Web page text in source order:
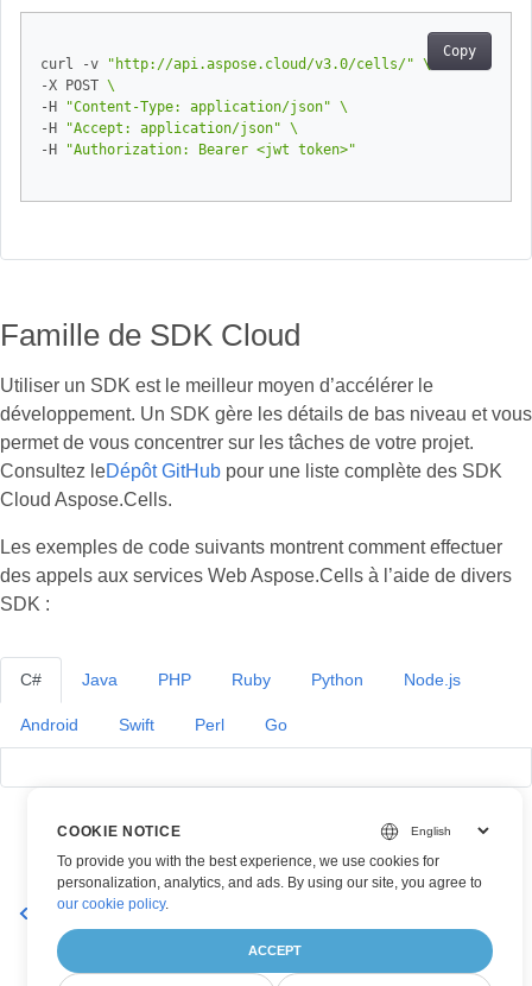
Copy
curl -v "http://api.aspose.cloud/v3.0/cells/"
-X POST
-H
"Content-Type: application/json"
-H
"Accept: application/json"
-H
"Authorization: Bearer <jwt token>"
Famille de SDK Cloud
Utiliser un SDK est le meilleur moyen d’accélérer le
développement. Un SDK gère les détails de bas niveau et vous
permet de vous concentrer sur les tâches de votre projet.
Consultez leDépôt GitHub pour une liste complète des SDK
Cloud Aspose.Cells.
Les exemples de code suivants montrent comment effectuer
des appels aux services Web Aspose.Cells à l’aide de divers
SDK :
C# Java PHP Ruby Python Node.js
Android Swift Perl Go
Supprimer le titre du graphique dans une feuille de calcul
COOKIE NOTICE
To provide you with the best experience, we use cookies for
personalization, analytics, and ads. By using our site, you agree to
our cookie policy.
ACCEPT